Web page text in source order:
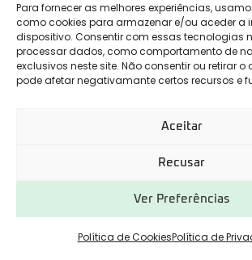
Para fornecer as melhores experiências,
como cookies para armazenar e/ou aceder a
dispositivo. Consentir com essas tecnologias
processar dados, como comportamento de
exclusivos neste site. Não consentir ou retirar
pode afetar negativamante certos recursos e
Aceitar
Recusar
Ver Preferências
Política de CookiesPolítica de
912 009 740 (Chamada para rede
geral@securityworld.pt
Desenvolvido por CHITAS